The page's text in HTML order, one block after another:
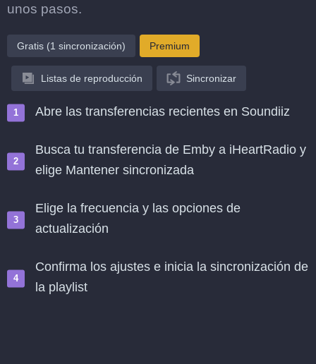
unos pasos.
Gratis (1 sincronización) Premium
Listas de reproducción Sincronizar
Abre las transferencias recientes en Soundiiz
Busca tu transferencia de Emby a iHeartRadio y
elige Mantener sincronizada
Elige la frecuencia y las opciones de
actualización
Confirma los ajustes e inicia la sincronización de
la playlist